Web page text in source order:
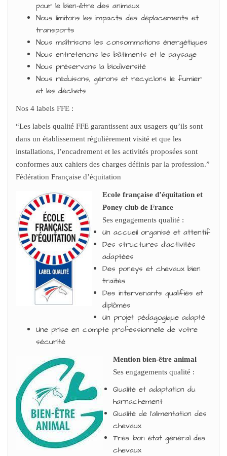
pour le bien-être des animaux
Nous limitons les impacts des déplacements et
transports
Nous maîtrisons les consommations énergétiques
Nous entretenons les bâtiments et le paysage
Nous préservons la biodiversité
Nous réduisons, gérons et recyclons le fumier
et les déchets
Nos 4 labels FFE :
“Les labels qualité FFE garantissent aux usagers qu’ils sont
dans un établissement régulièrement visité et que les
installations, l’encadrement et les activités proposées sont
conformes aux cahiers des charges définis par la profession.”
Fédération Française d’équitation
Ecole française d’équitation et
Poney club de France
Ses engagements qualité :
Un accueil organisé et attentif
Des structures d’activités
adaptées
Des poneys et chevaux bien
traités
Des intervenants qualifiés et
diplômés
Un projet pédagogique adapté
Une prise en compte professionnelle de votre
sécurité
Mention bien-être animal
Ses engagements qualité :
Qualité et adaptation du
harnachement
Qualité de l’alimentation des
chevaux
Très bon état général des
chevaux